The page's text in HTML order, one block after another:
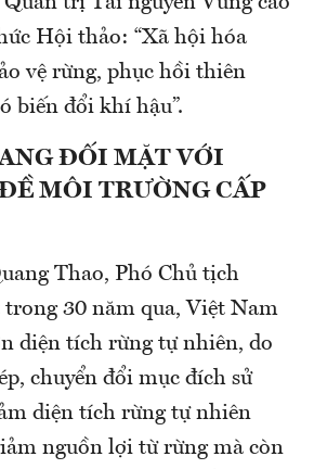
Hội thảo: “Xã hội hóa
vệ rừng, phục hồi thiên
biến đổi khí hậu”.
ĐỐI MẶT VỚI
MÔI TRƯỜNG CẤP
Thao, Phó Chủ tịch
30 năm qua, Việt Nam
diện tích rừng tự nhiên, do
chuyển đổi mục đích sử
diện tích rừng tự nhiên
nguồn lợi từ rừng mà còn